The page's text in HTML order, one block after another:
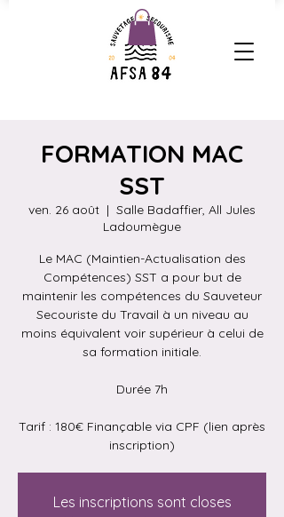
FORMATION MAC
SST
ven. 26 août
  |
Salle Badaffier, All Jules
Ladoumègue
Le MAC (Maintien-Actualisation des
Compétences) SST a pour but de
maintenir les compétences du Sauveteur
Secouriste du Travail à un niveau au
moins équivalent voir supérieur à celui de
sa formation initiale.
Durée 7h
Tarif : 180€ Finançable via CPF (lien après
inscription)
Les inscriptions sont closes